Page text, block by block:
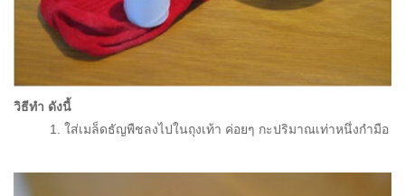
วิธีทำ ดังนี้
1. ใส่เมล็ดธัญพืชลงไปในถุงเท้า ค่อยๆ กะปริมาณเท่าหนึ่งกำมือ